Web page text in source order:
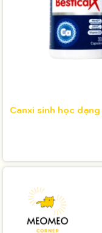
Canxi sinh học